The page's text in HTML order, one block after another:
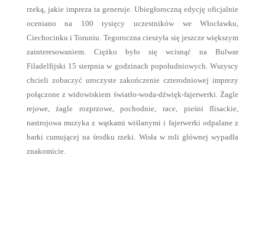
rzeką, jakie impreza ta generuje. Ubiegłoroczną edycję oficjalnie
oceniano na 100 tysięcy uczestników we Włocławku,
Ciechocinku i Toruniu. Tegoroczna cieszyła się jeszcze większym
zainteresowaniem. Ciężko było się wcisnąć na Bulwar
Filadelfijski 15 sierpnia w godzinach popołudniowych. Wszyscy
chcieli zobaczyć uroczyste zakończenie czterodniowej imprezy
połączone z widowiskiem światło-woda-dźwięk-fajerwerki. Żagle
rejowe, żagle rozprzowe, pochodnie, race, pieśni flisackie,
nastrojowa muzyka z wątkami wiślanymi i fajerwerki odpalane z
barki cumującej na środku rzeki. Wisła w roli głównej wypadła
znakomicie.